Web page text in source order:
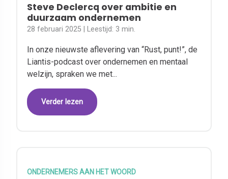
Steve Declercq over ambitie en
duurzaam ondernemen
28 februari 2025 | Leestijd: 3 min.
In onze nieuwste aflevering van “Rust, punt!”, de
Liantis-podcast over ondernemen en mentaal
welzijn, spraken we met...
Verder lezen
ONDERNEMERS AAN HET WOORD